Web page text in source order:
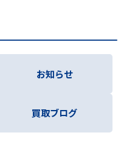
お知らせ
買取ブログ